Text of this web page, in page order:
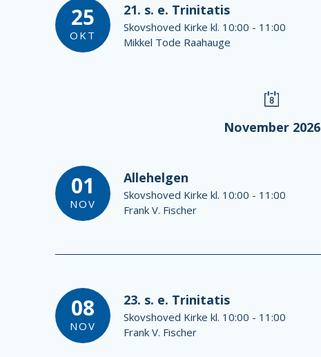
25
OKT
21. s. e. Trinitatis
Skovshoved Kirke kl. 10:00 - 11:00
Mikkel Tode Raahauge
November 2026
01
NOV
Allehelgen
Skovshoved Kirke kl. 10:00 - 11:00
Frank V. Fischer
08
NOV
23. s. e. Trinitatis
Skovshoved Kirke kl. 10:00 - 11:00
Frank V. Fischer